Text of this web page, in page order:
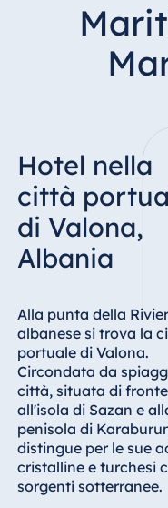
proArte Hotel
Hotel Bonn
Hotel Dresden
Hotel Düsseldorf
Hotel Frankfurt
Hotel am
Schlossgarten
Airport Hotel
Hannover
Hotel Ingolstadt
Hotel Bellevue
Kiel
Hotel Köln
Hotel
Königswinter
Hotel nella
città
di Valona,
Albania
Alla punta della
albanese si trova la
portuale di Valona.
Circondata da
città, situata di fronte
all'isola di Sazan e
penisola di
distingue per le sue
cristalline e turchesi
sorgenti sotterranee.